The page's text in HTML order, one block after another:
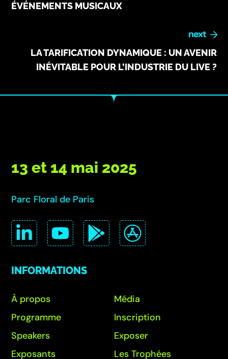
ÉVÉNEMENTS MUSICAUX
next
LA TARIFICATION DYNAMIQUE : UN AVENIR
INÉVITABLE POUR L’INDUSTRIE DU LIVE ?
13 et 14 mai 2025
Parc Floral de Paris
INFORMATIONS
À propos
Programme
Speakers
Exposants
Média
Inscription
Exposer
Les Trophées